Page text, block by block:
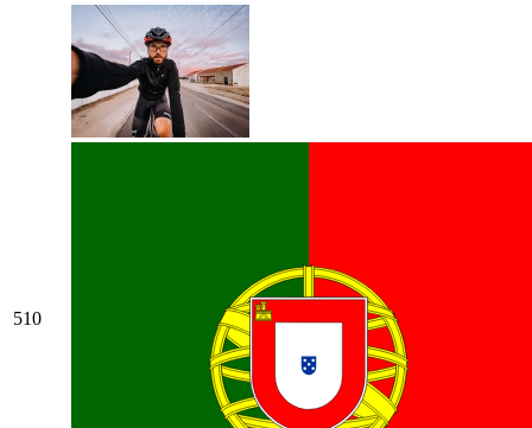
510